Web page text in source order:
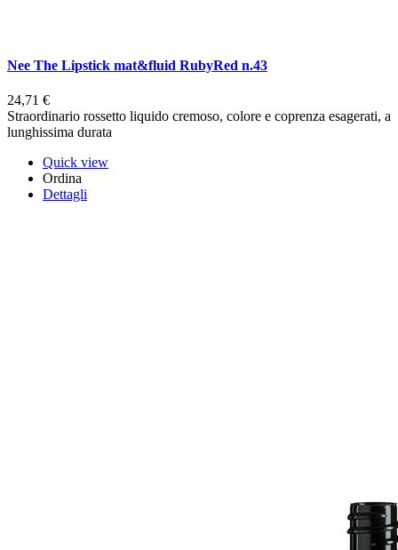
Nee The Lipstick mat&fluid RubyRed n.43
24,71 €
Straordinario rossetto liquido cremoso, colore e coprenza esagerati, a
lunghissima durata
Quick view
Ordina
Dettagli